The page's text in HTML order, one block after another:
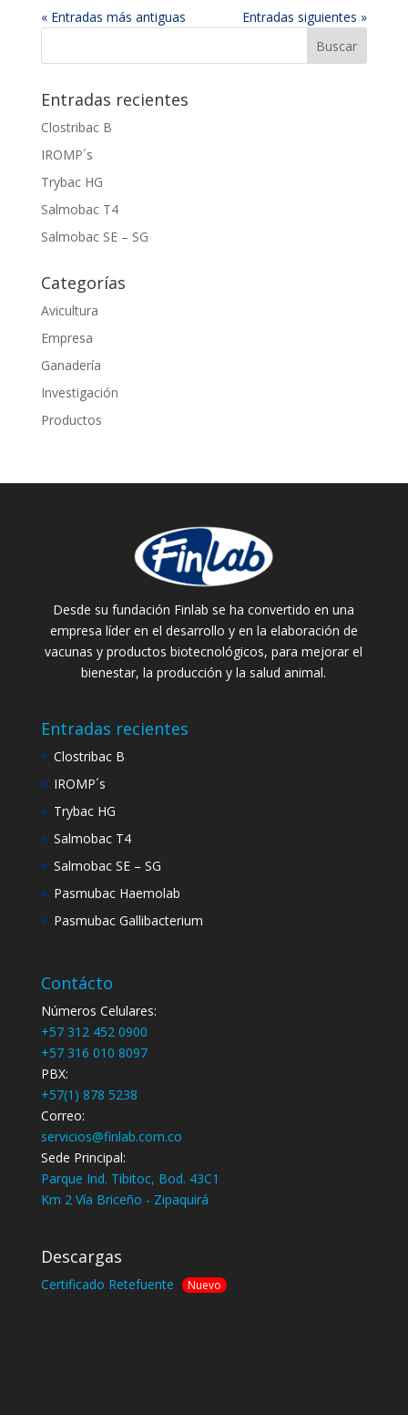
« Entradas más antiguas Entradas siguientes »
Entradas recientes
Clostribac B
IROMP´s
Trybac HG
Salmobac T4
Salmobac SE – SG
Categorías
Avicultura
Empresa
Ganadería
Investigación
Productos
Desde su fundación Finlab se ha convertido en una
empresa líder en el desarrollo y en la elaboración de
vacunas y productos biotecnológicos, para mejorar el
bienestar, la producción y la salud animal.
Entradas recientes
Clostribac B
IROMP´s
Trybac HG
Salmobac T4
Salmobac SE – SG
Pasmubac Haemolab
Pasmubac Gallibacterium
Contácto
Números Celulares:
+57 312 452 0900
+57 316 010 8097
PBX:
+57(1) 878 5238
Correo:
servicios@finlab.com.co
Sede Principal:
Parque Ind. Tibitoc, Bod. 43C1
Km 2 Vía Briceño - Zipaquirá
Descargas
Certificado Retefuente Nuevo